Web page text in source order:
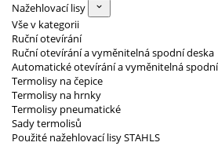
Nažehlovací lisy
Vše v kategorii
Ruční otevírání
Ruční otevírání a vyměnitelná spodní deska
Automatické otevírání a vyměnitelná
Termolisy na čepice
Termolisy na hrnky
Termolisy pneumatické
Sady termolisů
Použité nažehlovací lisy STAHLS